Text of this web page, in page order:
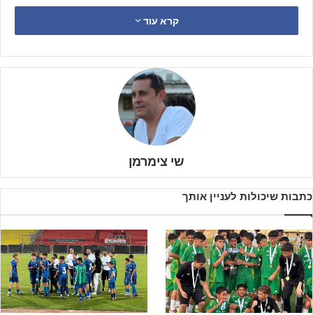
זאת, אנחנו זקוקים לניצחון ונבוא בהחלט כדי לסיים את מה שהתחלנו".
קרא עוד
שי צימרמן
כתבות שיכולות לעניין אותך